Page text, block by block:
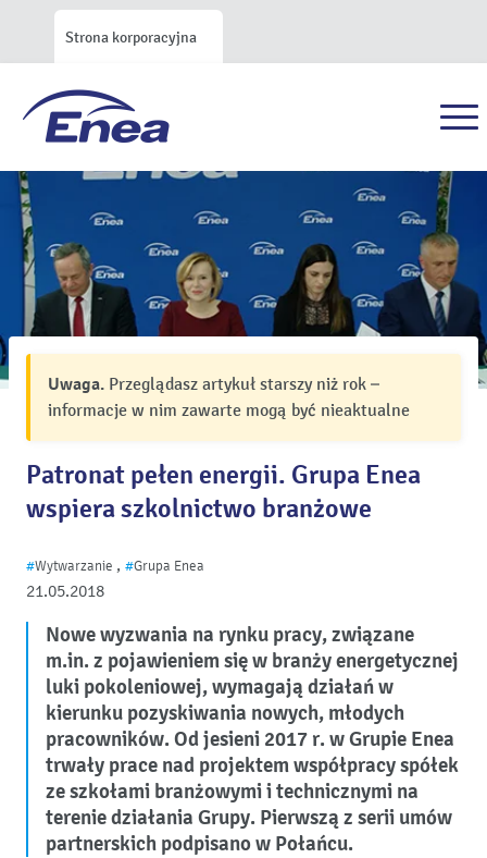
Strona korporacyjna
Uwaga. Przeglądasz artykuł starszy niż rok –
informacje w nim zawarte mogą być nieaktualne
Patronat pełen energii. Grupa Enea
wspiera szkolnictwo branżowe
21.05.2018
#Wytwarzanie , #Grupa Enea
Nowe wyzwania na rynku pracy, związane
m.in. z pojawieniem się w branży energetycznej
luki pokoleniowej, wymagają działań w
kierunku pozyskiwania nowych, młodych
pracowników. Od jesieni 2017 r. w Grupie Enea
trwały prace nad projektem współpracy spółek
ze szkołami branżowymi i technicznymi na
terenie działania Grupy. Pierwszą z serii umów
partnerskich podpisano w Połańcu.